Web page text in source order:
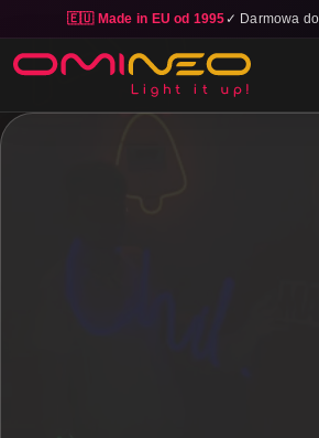
🇪🇺 Made in EU od 1995 ✓ Darmowa
Skip to main content